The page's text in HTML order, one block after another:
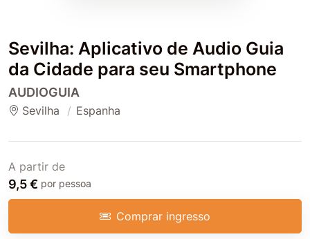
Sevilha: Aplicativo de Audio Guia
da Cidade para seu Smartphone
AUDIOGUIA
Sevilha Espanha
A partir de
9,5 € por pessoa
Comprar ingresso